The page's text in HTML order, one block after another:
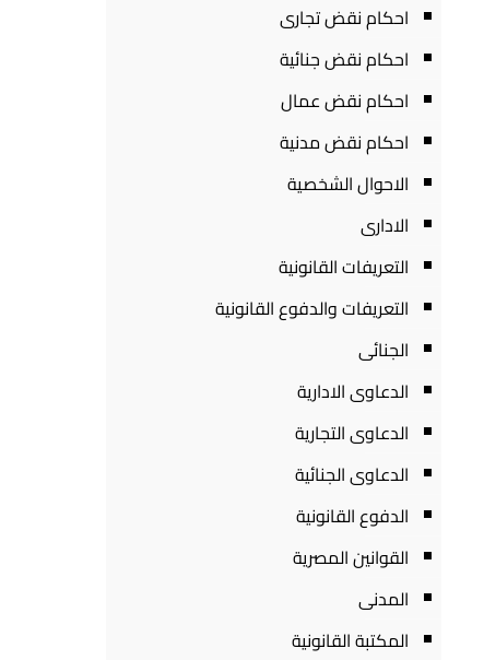
احكام نقض تجارى
احكام نقض جنائية
احكام نقض عمال
احكام نقض مدنية
الاحوال الشخصية
الادارى
التعريفات القانونية
التعريفات والدفوع القانونية
الجنائى
الدعاوى الادارية
الدعاوى التجارية
الدعاوى الجنائية
الدفوع القانونية
القوانين المصرية
المدنى
المكتبة القانونية